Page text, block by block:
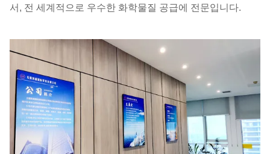
서, 전 세계적으로 우수한 화학물질 공급에 전문입니다.